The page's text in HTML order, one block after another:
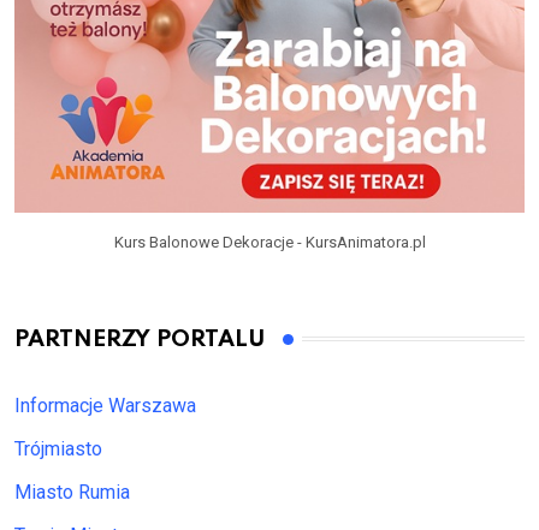
Kurs Balonowe Dekoracje - KursAnimatora.pl
PARTNERZY PORTALU
Informacje Warszawa
Trójmiasto
Miasto Rumia